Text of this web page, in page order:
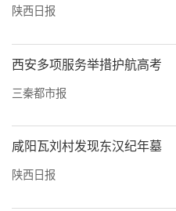
木瓜为主要原材料，
成，最大限度的吸取
成分，这是“经过30
的酿造工艺，使其独
果香持久之特点。
后来，这款酒有了自
陕西日报
西安多项服务举措护航高考
三秦都市报
咸阳瓦刘村发现东汉纪年墓
陕西日报